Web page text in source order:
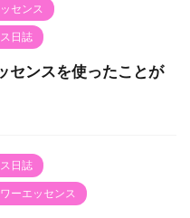
センス
日誌
センスを使ったことが
日誌
ーエッセンス